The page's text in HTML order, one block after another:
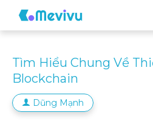
Tìm Hiểu Chung Về
Blockchain
Dũng Mạnh